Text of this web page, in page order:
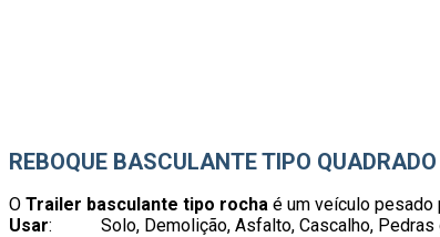
REBOQUE BASCULANTE TIPO QUADRADO
O Trailer basculante tipo rocha é um veículo pesado
Usar: Solo, Demolição, Asfalto, Cascalho, Pedras